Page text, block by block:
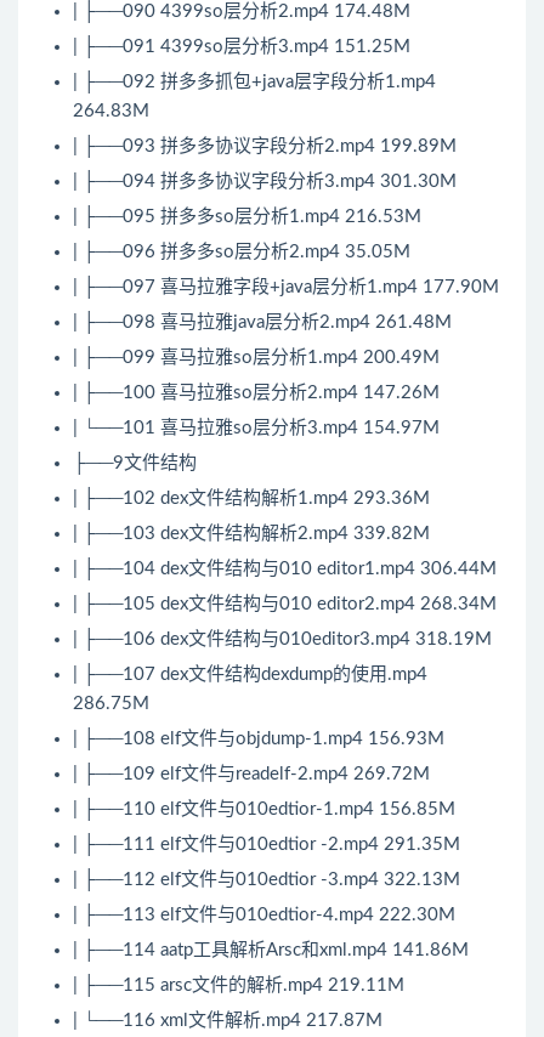
| ├──090 4399so层分析2.mp4 174.48M
| ├──091 4399so层分析3.mp4 151.25M
| ├──092 拼多多抓包+java层字段分析1.mp4
264.83M
| ├──093 拼多多协议字段分析2.mp4 199.89M
| ├──094 拼多多协议字段分析3.mp4 301.30M
| ├──095 拼多多so层分析1.mp4 216.53M
| ├──096 拼多多so层分析2.mp4 35.05M
| ├──097 喜马拉雅字段+java层分析1.mp4 177.90M
| ├──098 喜马拉雅java层分析2.mp4 261.48M
| ├──099 喜马拉雅so层分析1.mp4 200.49M
| ├──100 喜马拉雅so层分析2.mp4 147.26M
| └──101 喜马拉雅so层分析3.mp4 154.97M
├──9文件结构
| ├──102 dex文件结构解析1.mp4 293.36M
| ├──103 dex文件结构解析2.mp4 339.82M
| ├──104 dex文件结构与010 editor1.mp4 306.44M
| ├──105 dex文件结构与010 editor2.mp4 268.34M
| ├──106 dex文件结构与010editor3.mp4 318.19M
| ├──107 dex文件结构dexdump的使用.mp4
286.75M
| ├──108 elf文件与objdump-1.mp4 156.93M
| ├──109 elf文件与readelf-2.mp4 269.72M
| ├──110 elf文件与010edtior-1.mp4 156.85M
| ├──111 elf文件与010edtior -2.mp4 291.35M
| ├──112 elf文件与010edtior -3.mp4 322.13M
| ├──113 elf文件与010edtior-4.mp4 222.30M
| ├──114 aatp工具解析Arsc和xml.mp4 141.86M
| ├──115 arsc文件的解析.mp4 219.11M
| └──116 xml文件解析.mp4 217.87M